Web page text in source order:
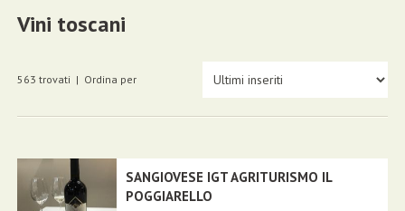
Vini toscani
563 trovati | Ordina per
SANGIOVESE IGT AGRITURISMO IL
POGGIARELLO